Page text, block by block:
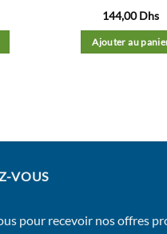
144,00Dhs
Ajouter au
VOUS
pour recevoir nos offres